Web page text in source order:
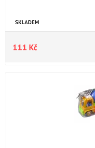
SKLADEM
111 Kč